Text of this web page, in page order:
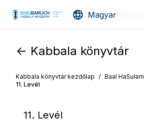
<- Kabbala könyvtár
Kabbala könyvtár kezdőlap / Baal HaSulam
11. Levél
11. Levél